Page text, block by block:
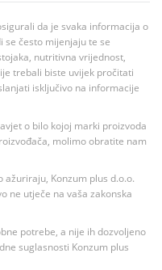
da je svaka informacija o
često mijenjaju te se
nutritivna vrijednost,
trebali biste uvijek pročitati
isključivo na informacije
o bilo kojoj marki proizvoda
molimo obratite nam
Konzum plus d.o.o.
ne utječe na vaša zakonska
potrebe, a nije ih dozvoljeno
suglasnosti Konzum plus